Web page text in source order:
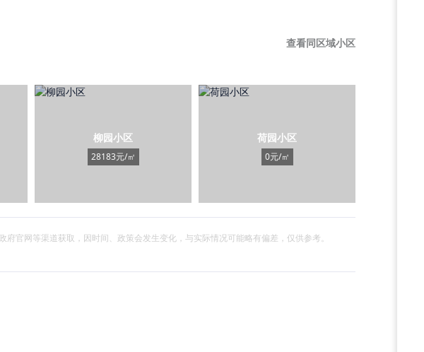
查看同区域小区
柳园小区
28183元/㎡
荷园小区
0元/㎡
官网等渠道获取，因时间、政策会发生变化，与实际情况可能略有偏差，仅供参考。